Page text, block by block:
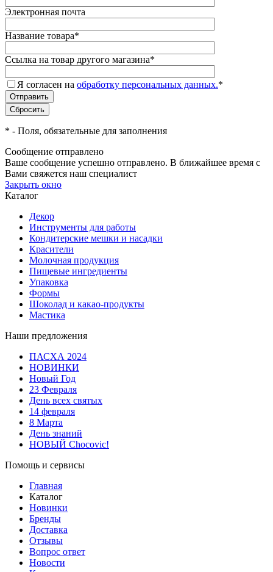
Электронная почта
Название товара*
Ссылка на товар другого магазина*
Я согласен на обработку персональных данных.*
* - Поля, обязательные для заполнения
Сообщение отправлено
Ваше сообщение успешно отправлено. В ближайшее время с
Вами свяжется наш специалист
Закрыть окно
Каталог
Декор
Инструменты для работы
Кондитерские мешки и насадки
Красители
Молочная продукция
Пищевые ингредиенты
Упаковка
Формы
Шоколад и какао-продукты
Мастика
Наши предложения
ПАСХА 2024
НОВИНКИ
Новый Год
23 Февраля
День всех святых
14 февраля
8 Марта
День знаний
НОВЫЙ Chocovic!
Помощь и сервисы
Главная
Каталог
Новинки
Бренды
Доставка
Отзывы
Вопрос ответ
Новости